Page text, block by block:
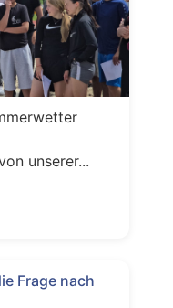
unserer...
Frage nach